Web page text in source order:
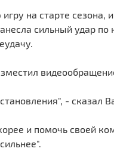
на старте сезона,
сильный удар
- сказал
и помочь своей